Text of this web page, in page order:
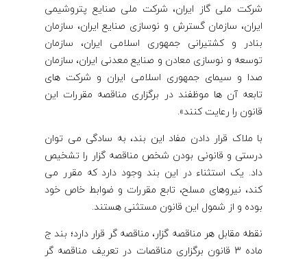
شرکت ملی گاز ایران، شرکت ملی صنایع پتروشیمی
ایران، سازمان گسترش و نوسازی صنایع ایران، سازمان
بنادر و کشتیرانی جمهوری اسلامی ایران، سازمان
توسعه و نوسازی معادن و صنایع معدنی ایران، سازمان
صدا و سیمای جمهوری اسلامی ایران و شرکت های
تابعه آن ها موظفند در برگزاری مناقصه مقررات این
قانون را رعایت کنند».
با ملاک قرار دادن مفاد این بند، به سادگی می توان
درستی و قانونی بودن شخص مناقصه گزار را تشخیص
داد. یک استثناء در این بند وجود دارد که مقرر می
کند، نیروهای مسلح، تابع مقررات و ضوابط خاص خود
بوده و از شمول این قانون مستثنی هستند.
نقطه مقابل هر مناقصه گزار، مناقصه گر قرار دارد؛ بند ج
ماده 3 قانون برگزاری مناقصات در تعریف مناقصه گر